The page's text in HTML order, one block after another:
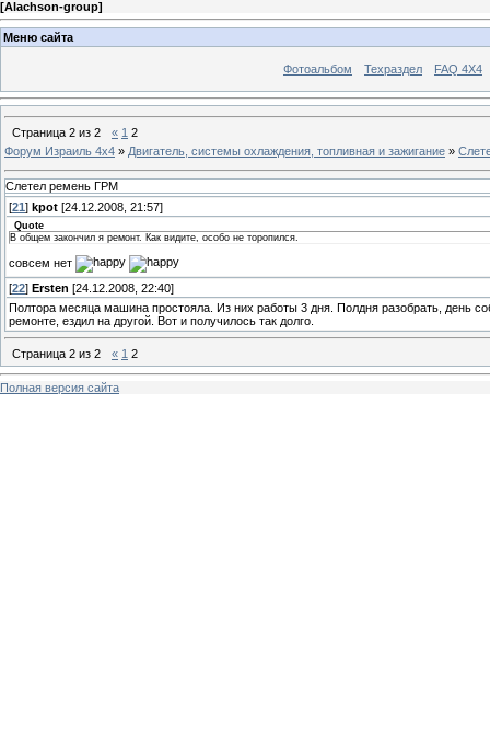
[Alachson-group]
Меню сайта
Фотоальбом Техраздел FAQ 4X4
Страница 2 из 2 « 1 2
Форум Израиль 4х4 » Двигатель, системы охлаждения, топливная и зажигание »
Слетел ремень ГРМ
[21] kpot [24.12.2008, 21:57]
Quote
В общем закончил я ремонт. Как видите, особо не торопился.
совсем нет
[22] Ersten [24.12.2008, 22:40]
Полтора месяца машина простояла. Из них работы 3 дня. Полдня разобрать, день
ремонте, ездил на другой. Вот и получилось так долго.
Страница 2 из 2 « 1 2
Полная версия сайта